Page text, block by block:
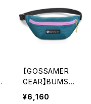
【GOSSAMER
GEAR】BUMST
ER
¥6,160